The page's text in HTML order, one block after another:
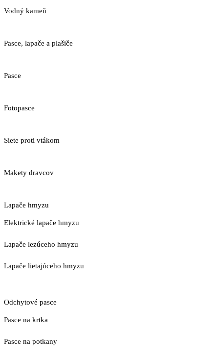
Vodný kameň
Pasce, lapače a plašiče
Pasce
Fotopasce
Siete proti vtákom
Makety dravcov
Lapače hmyzu
Elektrické lapače hmyzu
Lapače lezúceho hmyzu
Lapače lietajúceho hmyzu
Odchytové pasce
Pasce na krtka
Pasce na potkany